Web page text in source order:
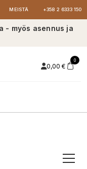
MEISTÄ +358 2 6333 150
- myös asennus ja
0,00 €
0